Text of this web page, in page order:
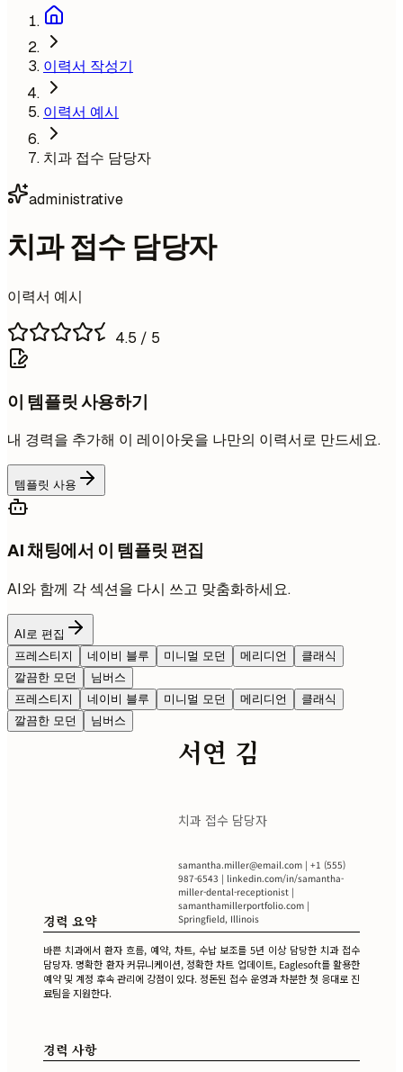
이력서 작성기
이력서 예시
치과 접수 담당자
administrative
치과 접수 담당자
이력서 예시
4.5 / 5
이 템플릿 사용하기
내 경력을 추가해 이 레이아웃을 나만의 이력서로 만드세요.
템플릿 사용
AI 채팅에서 이 템플릿 편집
AI와 함께 각 섹션을 다시 쓰고 맞춤화하세요.
AI로 편집
프레스티지
네이비 블루 미니멀 모던 메리디언
클래식
깔끔한 모던
님버스
프레스티지
네이비 블루 미니멀 모던 메리디언
클래식
깔끔한 모던
님버스
서연 김
치과 접수 담당자
samantha.miller@email.com | +1 (555)
987-6543 | linkedin.com/in/samantha-
miller-dental-receptionist |
samanthamillerportfolio.com |
Springfield, Illinois
경력 요약
바쁜 치과에서 환자 흐름, 예약, 차트, 수납 보조를 5년 이상 담당한 치과 접수
담당자. 명확한 환자 커뮤니케이션, 정확한 차트 업데이트, Eaglesoft를 활용한
예약 및 계정 후속 관리에 강점이 있다. 정돈된 접수 운영과 차분한 첫 응대로 진
료팀을 지원한다.
경력 사항